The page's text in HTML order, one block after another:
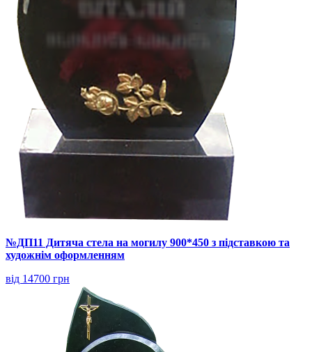
№ДП11 Дитяча стела на могилу 900*450 з підставкою та
художнім оформленням
від 14700 грн